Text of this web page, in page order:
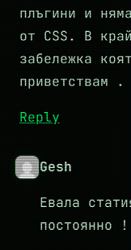
плъгини и
от CSS. В
забележка
приветствам .
Reply
Gesh
Евала
постоянно